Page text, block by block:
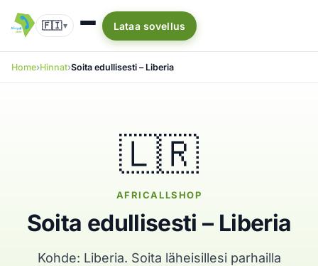
🇫🇮▾ Lataa sovellus
Home Hinnat Soita edullisesti – Liberia
🇱🇷
AFRICALLSHOP
Soita edullisesti – Liberia
Kohde: Liberia. Soita läheisillesi parhailla